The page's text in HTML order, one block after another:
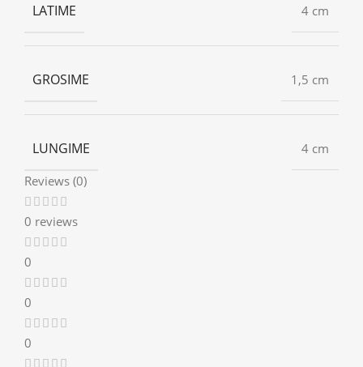
LATIME 4 cm
GROSIME 1,5 cm
LUNGIME
4 cm
Reviews (0)
0 reviews
0
0
0